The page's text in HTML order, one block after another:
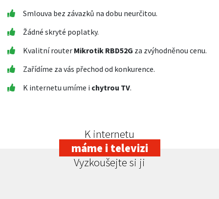
Smlouva bez závazků na dobu neurčitou.
Žádné skryté poplatky.
Kvalitní router Mikrotik RBD52G za zvýhodněnou cenu.
Zařídíme za vás přechod od konkurence.
K internetu umíme i chytrou TV.
K internetu
máme i televizi
Vyzkoušejte si ji